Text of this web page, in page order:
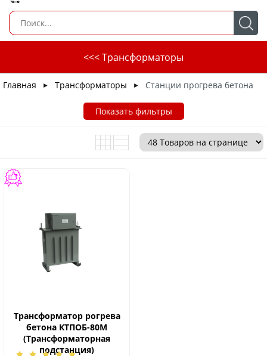
<<< Трансформаторы
Главная ► Трансформаторы ► Станции прогрева бетона
Показать фильтры
Трансформатор рогрева
бетона КТПОБ-80М
(Трансформаторная
подстанция)